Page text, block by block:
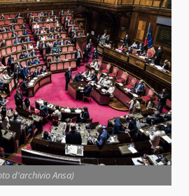
d'archivio Ansa)